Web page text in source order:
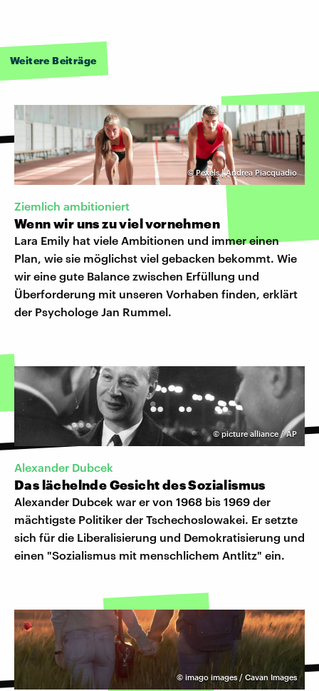
Weitere Beiträge
©Pexels | Andrea Piacquadio
Ziemlich ambitioniert
Wenn wir uns zu viel vornehmen
Lara Emily hat viele Ambitionen und immer einen
Plan, wie sie möglichst viel gebacken bekommt. Wie
wir eine gute Balance zwischen Erfüllung und
Überforderung mit unseren Vorhaben finden, erklärt
der Psychologe Jan Rummel.
©picture alliance / AP
Alexander Dubcek
Das lächelnde Gesicht des Sozialismus
Alexander Dubcek war er von 1968 bis 1969 der
mächtigste Politiker der Tschechoslowakei. Er setzte
sich für die Liberalisierung und Demokratisierung und
einen "Sozialismus mit menschlichem Antlitz" ein.
© imago images / Cavan Images